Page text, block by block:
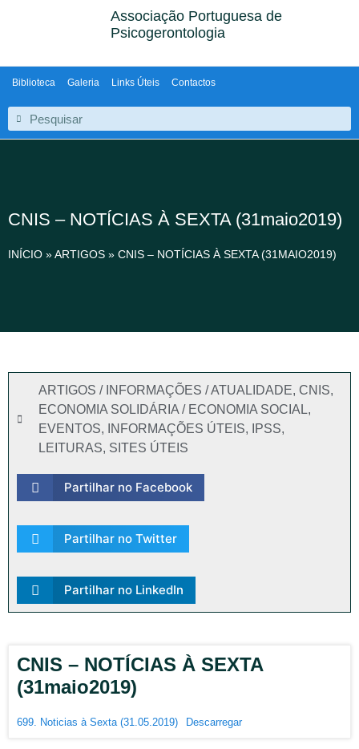
Associação Portuguesa de
Psicogerontologia
Biblioteca Galeria Links Úteis Contactos
CNIS – NOTÍCIAS À SEXTA (31maio2019)
INÍCIO »ARTIGOS » CNIS – NOTÍCIAS À SEXTA (31MAIO2019)
ARTIGOS / INFORMAÇÕES / ATUALIDADE, CNIS,
ECONOMIA SOLIDÁRIA / ECONOMIA SOCIAL,
EVENTOS, INFORMAÇÕES ÚTEIS, IPSS,
LEITURAS, SITES ÚTEIS
Partilhar no Facebook
Partilhar no Twitter
Partilhar no LinkedIn
CNIS – NOTÍCIAS À SEXTA
(31maio2019)
699. Noticias à Sexta (31.05.2019) Descarregar